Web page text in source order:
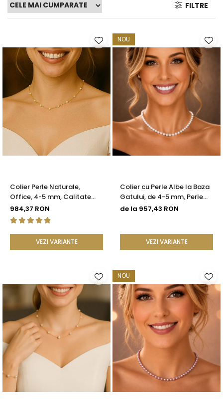
Seturi Perle cu Argint
Brățări cu Perle
Brose cu Perle
FILTRE
Colier Perle Naturale,
Office, 4-5 mm, Calitate
AAA, Aur 14K | KASKADDA®
984,37 RON
VEZI VARIANTE
NOU
Colier cu Perle Albe la Baza
Gatului, de 4-5 mm, Perle
Rare, Calitate AAA+, Aur 14K
de la 957,43 RON
VEZI VARIANTE
NOU